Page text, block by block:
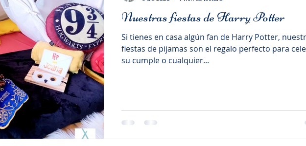
Nuestras fiestas de Harry Potter
Si tienes en casa algún fan de Harry Potter,
fiestas de pijamas son el regalo perfecto para
su cumple o cualquier...